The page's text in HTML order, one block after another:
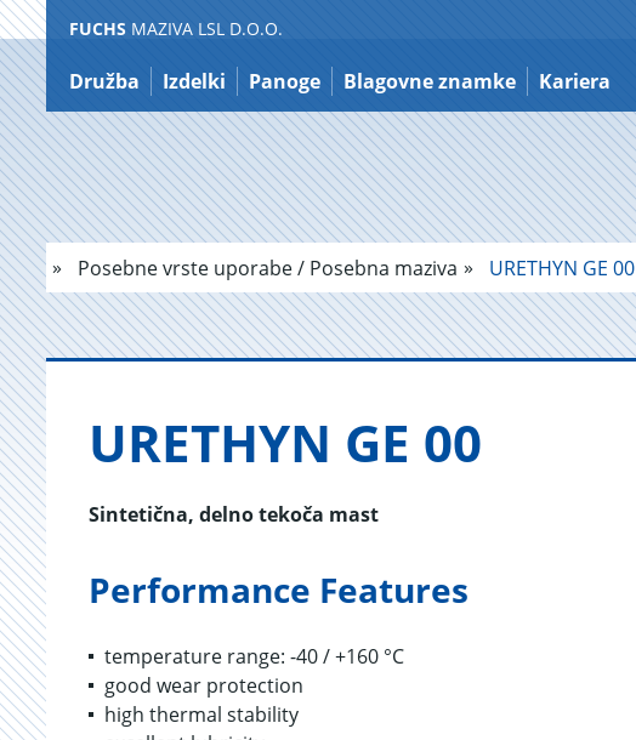
Nazaj
na
vsebino
FUCHS MAZIVA LSL D.O.O.
Družba Izdelki Panoge Blagovne znamke Kariera
Posebne vrste uporabe / Posebna maziva URETHYN GE 00
URE­THYN GE 00
Sintetična, delno tekoča mast
Performance Features
temperature range: -40 / +160 °C
good wear protection
high thermal stability